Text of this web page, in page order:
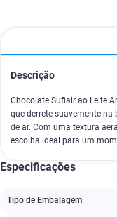
Descrição
Chocolate Suflair ao Leite
que derrete suavemente
de ar. Com uma textura
escolha ideal para um
Especificações
Tipo de Embalagem